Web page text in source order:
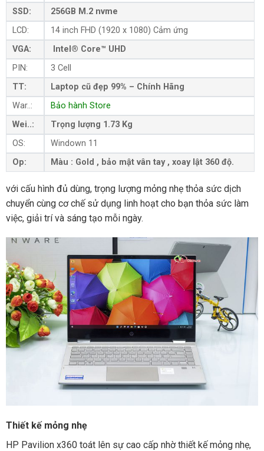
SSD:
256GB M.2 nvme
LCD:
14 inch FHD (1920 x 1080) Cảm ứng
VGA:
Intel® Core™ UHD
PIN:
3 Cell
TT:
Laptop cũ đẹp 99% – Chính Hãng
War..:
Bảo hành Store
Wei..:
Trọng lượng 1.73 Kg
OS:
Windown 11
Op:
Màu : Gold , bảo mật vân tay , xoay lật 360 độ.
với cấu hình đủ dùng, trọng lượng mỏng nhẹ thỏa sức dịch
chuyển cùng cơ chế sử dụng linh hoạt cho bạn thỏa sức làm
việc, giải trí và sáng tạo mỗi ngày.
Thiết kế mỏng nhẹ
HP Pavilion x360 toát lên sự cao cấp nhờ thiết kế mỏng nhẹ,